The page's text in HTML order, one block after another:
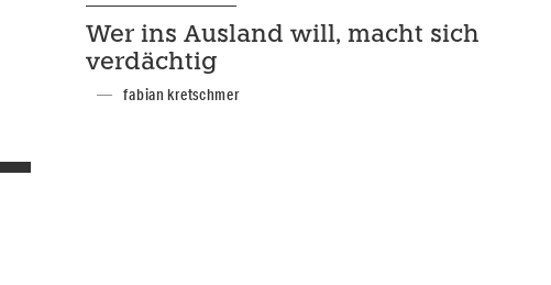
Wer ins Ausland will, macht sich
verdächtig
fabian kretschmer